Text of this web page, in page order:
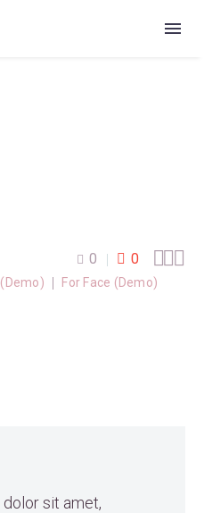
0 0 
For Face (Demo)
dolor sit amet,